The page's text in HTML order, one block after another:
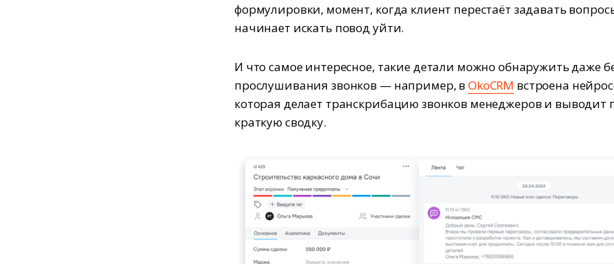
формулировки, момент, когда клиент перестаёт задавать
начинает искать повод уйти.
И что самое интересное, такие детали можно обнаружить даже
прослушивания звонков — например, в OkoCRM встроена
которая делает транскрибацию звонков менеджеров и выводит
краткую сводку.